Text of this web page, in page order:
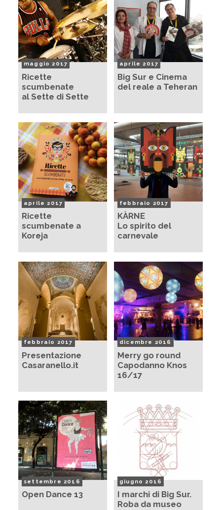
maggio 2017
Ricette
scumbenate
al Sette di Sette
aprile 2017
Big Sur e Cinema
del reale a Teheran
aprile 2017
Ricette
scumbenate a
Koreja
febbraio 2017
KÀRNE
Lo spirito del
carnevale
febbraio 2017
Presentazione
Casaranello.it
dicembre 2016
Merry go round
Capodanno Knos
16/17
settembre 2016
Open Dance 13
giugno 2016
I marchi di Big Sur.
Roba da museo